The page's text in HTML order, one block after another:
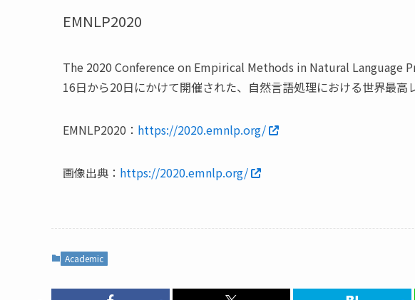
EMNLP2020
The 2020 Conference on Empirical Methods in Natural Language
16日から20日にかけて開催された、自然言語処理における世界最高
EMNLP2020： https://2020.emnlp.org/
画像出典： https://2020.emnlp.org/
Academic